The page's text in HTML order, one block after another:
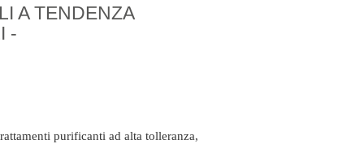
A TENDENZA
-
purificanti ad alta tolleranza,